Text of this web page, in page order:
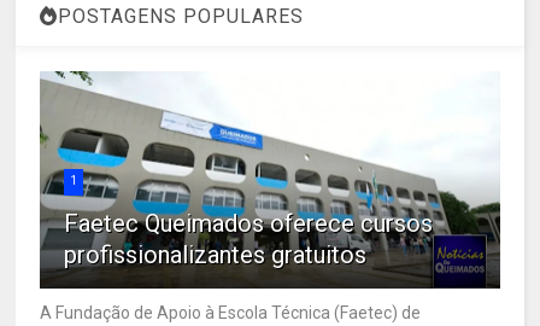
POSTAGENS POPULARES
1
Faetec Queimados oferece cursos
profissionalizantes gratuitos
A Fundação de Apoio à Escola Técnica (Faetec) de